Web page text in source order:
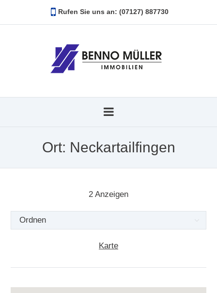
Rufen Sie uns an: (07127) 887730
Ort: Neckartailfingen
2 Anzeigen
Karte